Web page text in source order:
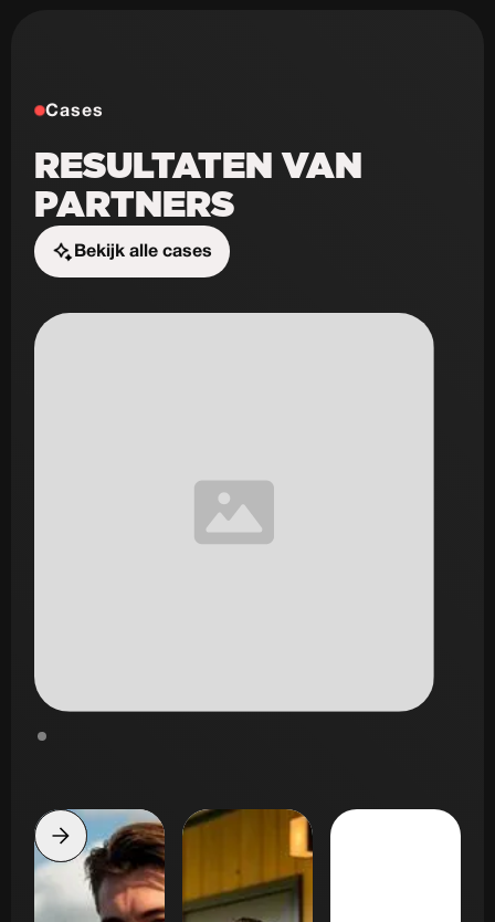
Cases
RESULTATEN VAN
PARTNERS
Bekijk alle cases
Start de uitdaging